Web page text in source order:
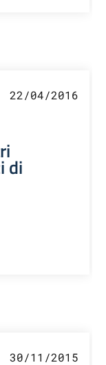
22/04/2016
di
30/11/2015